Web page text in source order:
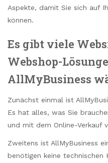
Aspekte, damit Sie sich auf
können.
Es gibt viele
Webshop-
AllMyBusiness
Zunächst einmal ist
Es hat alles, was Sie
und mit dem Online-Verkauf
Zweitens ist AllMyBusiness
benötigen keine technischen